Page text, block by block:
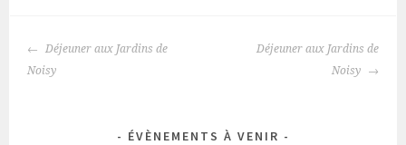
NAVIGATION
DES
Déjeuner aux Jardins de
Noisy
Déjeuner aux Jardins de
Noisy
ÉVÈNEMENTS À VENIR